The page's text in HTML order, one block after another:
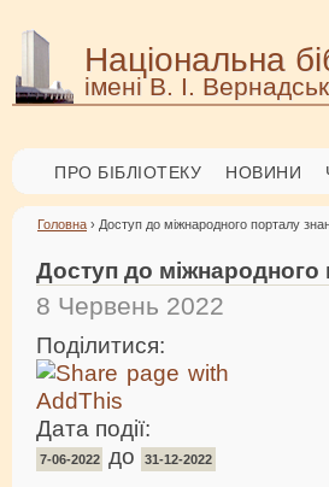
Національна
імені В. І.
ПРО БІБЛІОТЕКУ НОВИНИ
Головна › Доступ до міжнародного порталу
Доступ до
8 Червень 2022
Поділитися:
Дата події:
7-06-2022 до 31-12-2022